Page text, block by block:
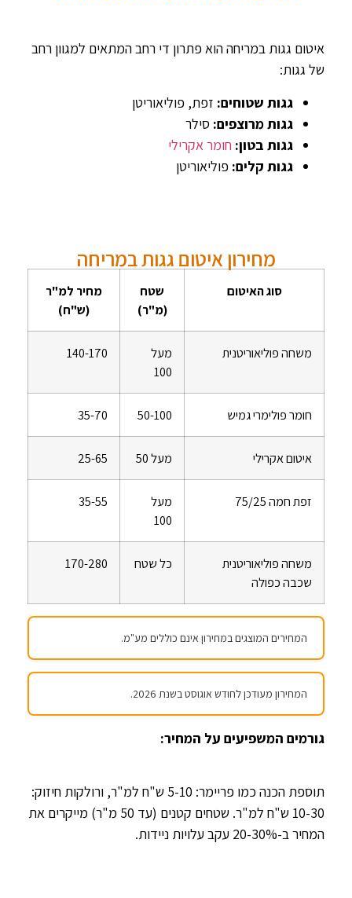
איטום גגות במריחה הוא פתרון די רחב המתאים למגוון רחב
של גגות:
גגות שטוחים: זפת, פוליאוריטן
גגות מרוצפים: סילר
גגות בטון: חומר אקרילי
גגות קלים: פוליאוריטן
מחירון איטום גגות במריחה
סוג האיטום
שטח
(מ"ר)
מחיר למ"ר
(ש"ח)
משחה פוליאוריטנית
מעל
100
140-170
חומר פולימרי גמיש 50-100
35-70
איטום אקרילי מעל 50 25-65
זפת חמה 75/25
מעל
100
35-55
משחה פוליאוריטנית
שכבה כפולה
כל שטח 170-280
המחירים המוצגים במחירון אינם כוללים מע"מ.
המחירון מעודכן לחודש אוגוסט בשנת 2026.
גורמים המשפיעים על המחיר:
תוספת הכנה כמו פריימר: 5-10 ש"ח למ"ר, ורולקות חיזוק:
10-30 ש"ח למ"ר. שטחים קטנים (עד 50 מ"ר) מייקרים את
המחיר ב-20-30% עקב עלויות ניידות.